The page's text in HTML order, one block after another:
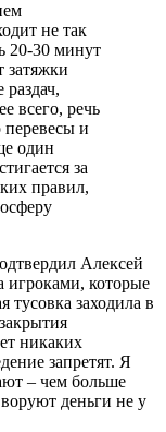
не так
20-30 минут
затяжки
всего, речь
перевесы и
один
за
правил,
Алексей
игроками, которые
тусовка заходила в
никаких
запретят. Я
– чем больше
деньги не у